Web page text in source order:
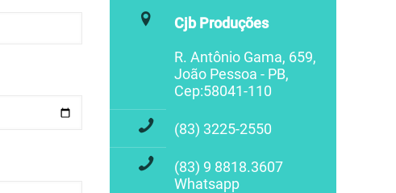
Cjb Produções
R. Antônio Gama, 659,
João Pessoa - PB,
Cep:58041-110
(83) 3225-2550
(83) 9 8818.3607
Whatsapp